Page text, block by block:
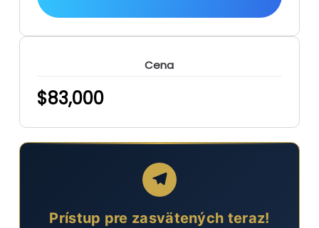
Cena
$83,000
Prístup pre zasvätených teraz!